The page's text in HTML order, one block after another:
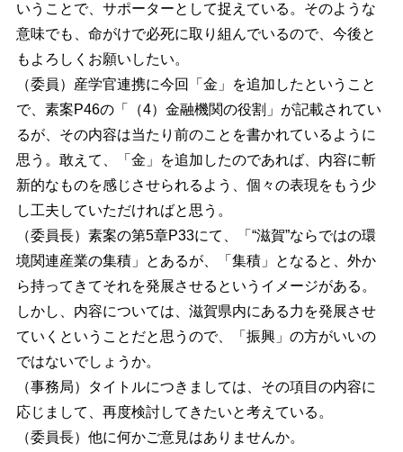
いうことで、サポーターとして捉えている。そのような
意味でも、命がけで必死に取り組んでいるので、今後と
もよろしくお願いしたい。
（委員）産学官連携に今回「金」を追加したということ
で、素案P46の「（4）金融機関の役割」が記載されてい
るが、その内容は当たり前のことを書かれているように
思う。敢えて、「金」を追加したのであれば、内容に斬
新的なものを感じさせられるよう、個々の表現をもう少
し工夫していただければと思う。
（委員長）素案の第5章P33にて、「“滋賀”ならではの環
境関連産業の集積」とあるが、「集積」となると、外か
ら持ってきてそれを発展させるというイメージがある。
しかし、内容については、滋賀県内にある力を発展させ
ていくということだと思うので、「振興」の方がいいの
ではないでしょうか。
（事務局）タイトルにつきましては、その項目の内容に
応じまして、再度検討してきたいと考えている。
（委員長）他に何かご意見はありませんか。